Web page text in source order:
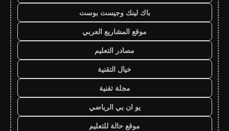
باك لينك وجيست بوست
موقع المشاريع العربي
مصادر التعليم
خيال التقنية
مجلة تقنية
يو ان بي الرياضي
موقع حالة للتعليم